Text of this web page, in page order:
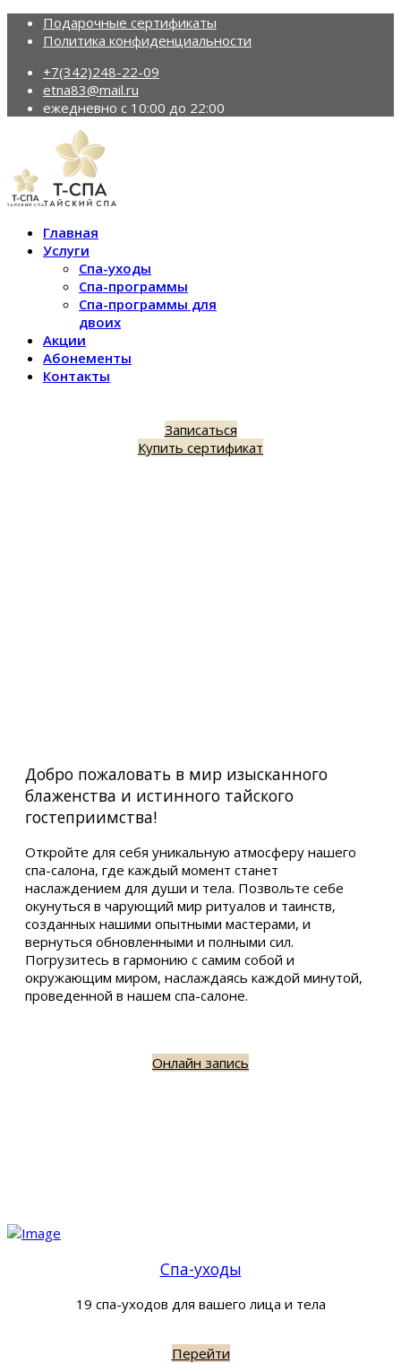
Подарочные сертификаты
Политика конфиденциальности
+7(342)248-22-09
etna83@mail.ru
ежедневно с 10:00 до 22:00
Главная
Услуги
Спа-уходы
Спа-программы
Спа-программы для
двоих
Акции
Абонементы
Контакты
Записаться
Купить сертификат
Добро пожаловать в мир изысканного
блаженства и истинного тайского
гостеприимства!
Откройте для себя уникальную атмосферу нашего
спа-салона, где каждый момент станет
наслаждением для души и тела. Позвольте себе
окунуться в чарующий мир ритуалов и таинств,
созданных нашими опытными мастерами, и
вернуться обновленными и полными сил.
Погрузитесь в гармонию с самим собой и
окружающим миром, наслаждаясь каждой минутой,
проведенной в нашем спа-салоне.
Онлайн запись
Спа-уходы
19 спа-уходов для вашего лица и тела
Перейти